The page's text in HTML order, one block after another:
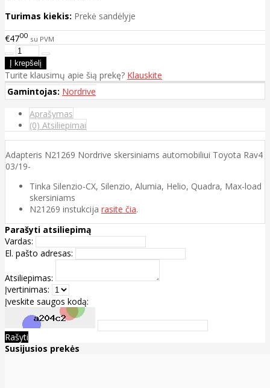
Turimas kiekis: Prekė sandėlyje
€4700 su PVM
Turite klausimų apie šią prekę? Klauskite
Gamintojas: Nordrive
Aprašymas
(0) Atsiliepimai
Adapteris N21269 Nordrive skersiniams automobiliui Toyota Rav4
03/19-
Tinka Silenzio-CX, Silenzio, Alumia, Helio, Quadra, Max-load
skersiniams
N21269 instukcija rasite čia.
Parašyti atsiliepimą
Vardas:
El. pašto adresas:
Atsiliepimas:
Įvertinimas:
Įveskite saugos kodą:
Rašyti
Susijusios prekės